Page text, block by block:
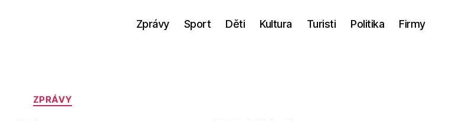
Zprávy Sport Děti Kultura Turisti Politika Firmy
Rubriky
ZPRÁVY